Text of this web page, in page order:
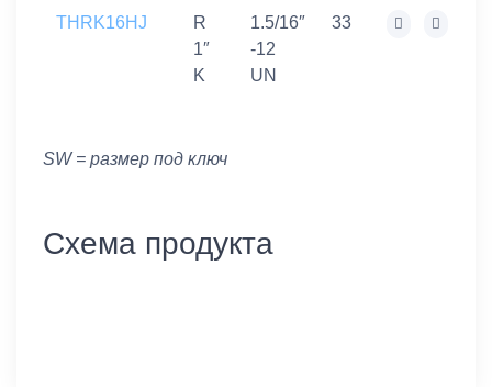
THRK16HJ
R
1″
K
1.5/16″
-12
UN
33
SW = размер под ключ
Схема продукта